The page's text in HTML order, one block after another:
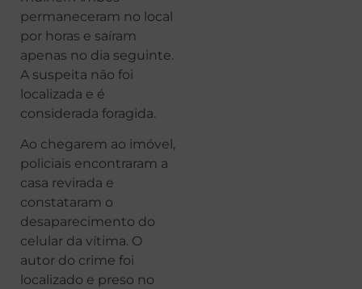
permaneceram no local
por horas e saíram
apenas no dia seguinte.
A suspeita não foi
localizada e é
considerada foragida.
Ao chegarem ao imóvel,
policiais encontraram a
casa revirada e
constataram o
desaparecimento do
celular da vítima. O
autor do crime foi
localizado e preso no